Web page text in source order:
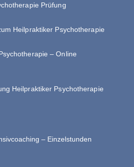
Prüfung
Heilpraktiker Psychotherapie
– Online
Heilpraktiker Psychotherapie
– Einzelstunden